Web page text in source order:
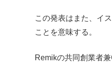
この発表はまた、イ
ことを意味する。
Remikの共同創業者